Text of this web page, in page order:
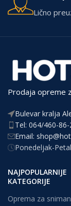
Lično
Prodaja opreme
Bulevar kralja
Tel: 064/460-86-
Email:
Ponedeljak-
NAJPOPULARNIJE
KATEGORIJE
Oprema za